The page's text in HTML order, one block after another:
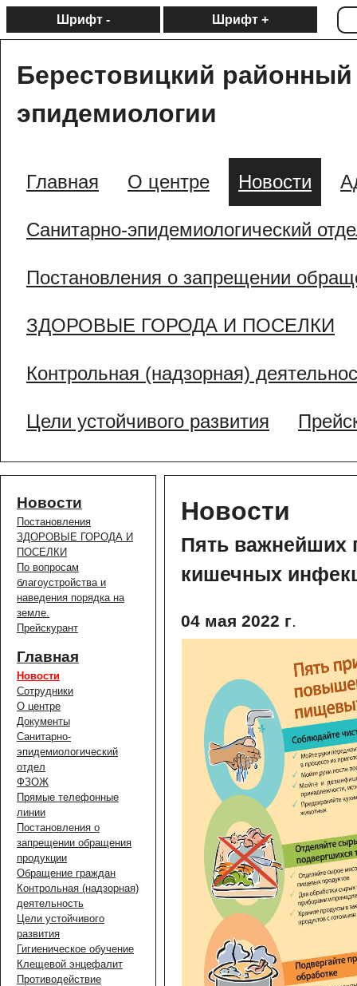
Шрифт - Шрифт +
Берестовицкий районный
эпидемиологии
Главная О центре Новости
Санитарно-эпидемиологический
Постановления о запрещении
ЗДОРОВЫЕ ГОРОДА И ПОСЕЛКИ
Контрольная (надзорная)
Цели устойчивого развития
Новости
Постановления
ЗДОРОВЫЕ ГОРОДА И
ПОСЕЛКИ
По вопросам
благоустройства и
наведения порядка на
земле.
Прейскурант
Главная
Новости
Сотрудники
О центре
Документы
Санитарно-
эпидемиологический
отдел
ФЗОЖ
Прямые телефонные
линии
Постановления о
запрещении обращения
продукции
Обращение граждан
Контрольная (надзорная)
деятельность
Цели устойчивого
развития
Гигиеническое обучение
Клещевой энцефалит
Противодействие
Новости
Пять важнейших
кишечных
04 мая 2022 г.